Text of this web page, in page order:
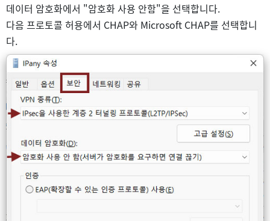
데이터 암호화에서 "암호화 사용 안함"을 선택합니다.
다음 프로토콜 허용에서 CHAP와 Microsoft CHAP를 선택합니
다.